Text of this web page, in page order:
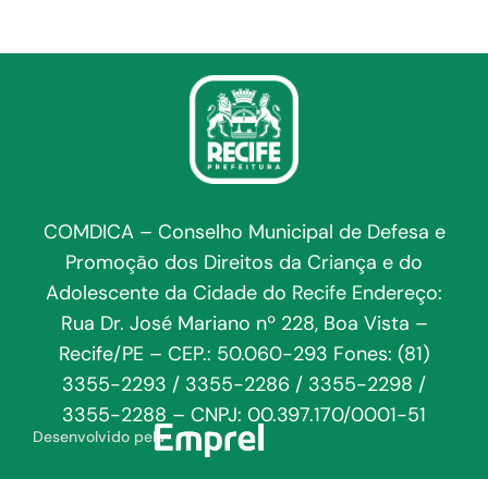
COMDICA – Conselho Municipal de Defesa e
Promoção dos Direitos da Criança e do
Adolescente da Cidade do Recife Endereço:
Rua Dr. José Mariano nº 228, Boa Vista –
Recife/PE – CEP.: 50.060-293 Fones: (81)
3355-2293 / 3355-2286 / 3355-2298 /
3355-2288 – CNPJ: 00.397.170/0001-51
Desenvolvido pela